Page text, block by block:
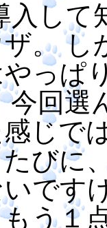
入して
。 し
っぱ
今回選
じで
びに
です
う１